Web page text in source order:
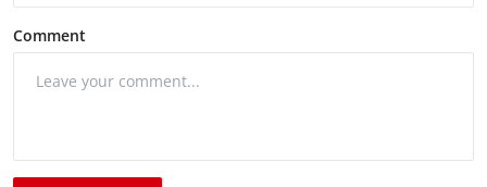
Comment